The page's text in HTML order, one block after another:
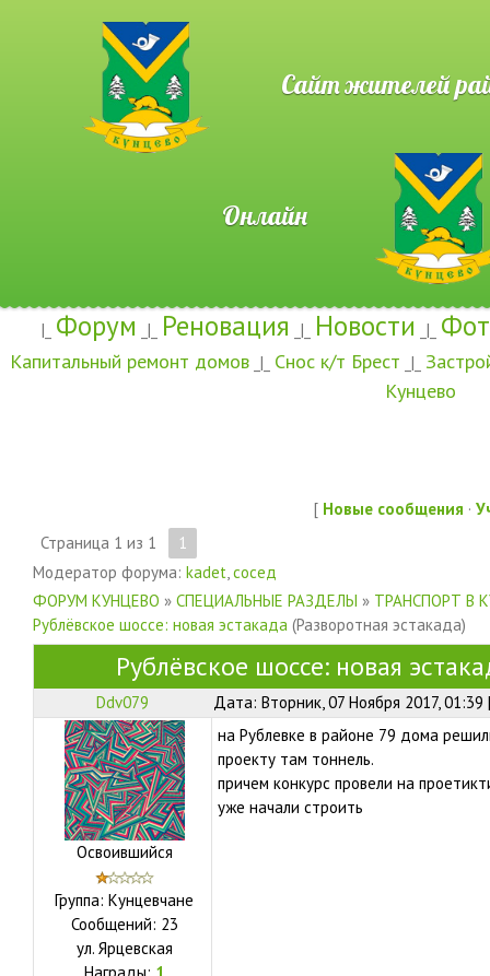
Сайт жителей
Онлайн
|_ Форум _|_ Реновация _|_ Новости _|_
Капитальный ремонт домов _|_ Снос к/т Брест _|_
Кунцево
[ Новые сообщения ·
Страница 1 из 1
1
Модератор форума: kadet,сосед
ФОРУМ КУНЦЕВО » СПЕЦИАЛЬНЫЕ РАЗДЕЛЫ » ТРАНСПОРТ В
Рублёвское шоссе: новая эстакада (Разворотная эстакада)
Рублёвское шоссе: новая
Ddv079 Дата: Вторник, 07 Ноября 2017,
Освоившийся
Группа: Кунцевчане
Сообщений: 23
ул. Ярцевская
на Рублевке в районе 79 дома
проекту там тоннель.
причем конкурс провели на
уже начали строить